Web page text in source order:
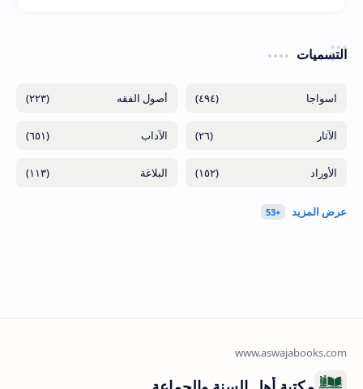
التسميات
(٤٩٤) (٢٢٣)
(٢٦) (٦٥١)
(١٥٢) (١١٣)